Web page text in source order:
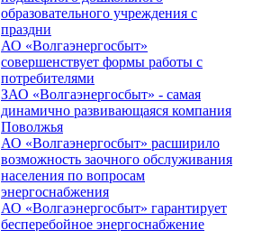
образовательного учреждения с
праздни
АО «Волгаэнергосбыт»
совершенствует формы работы с
потребителями
ЗАО «Волгаэнергосбыт» - самая
динамично развивающаяся компания
Поволжья
АО «Волгаэнергосбыт» расширило
возможность заочного обслуживания
населения по вопросам
энергоснабжения
АО «Волгаэнергосбыт» гарантирует
бесперебойное энергоснабжение